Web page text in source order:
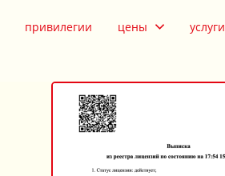
привилегии цены услуги